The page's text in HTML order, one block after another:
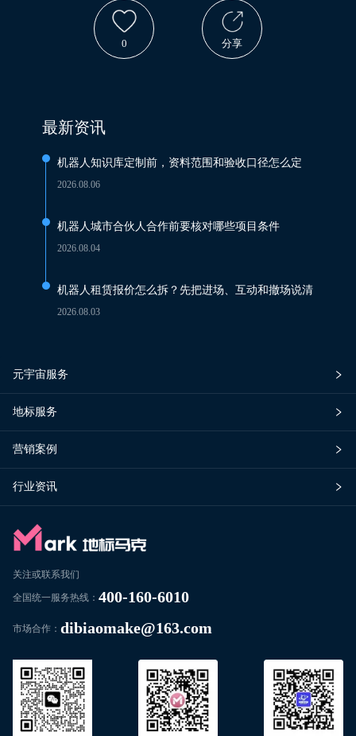
0 分享
最新资讯
机器人知识库定制前，资料范围和验收口径怎么定
2026.08.06
机器人城市合伙人合作前要核对哪些项目条件
2026.08.04
机器人租赁报价怎么拆？先把进场、互动和撤场说清
2026.08.03
元宇宙服务
地标服务
营销案例
行业资讯
关注或联系我们
全国统一服务热线： 400-160-6010
市场合作： dibiaomake@163.com